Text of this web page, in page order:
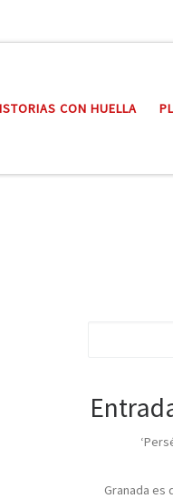
CON HUELLA
Granada es